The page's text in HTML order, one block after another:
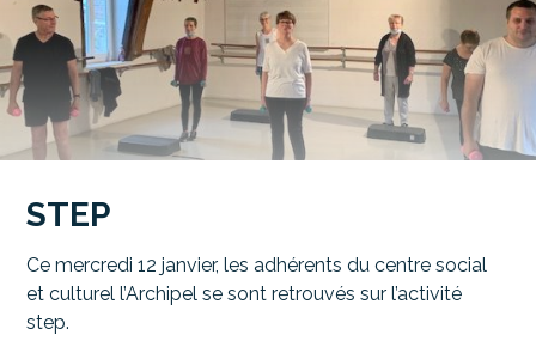
STEP
Ce mercredi 12 janvier, les adhérents du centre social
et culturel l’Archipel se sont retrouvés sur l’activité
step.